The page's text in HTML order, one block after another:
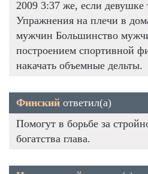
2009 3:37 же, если девушке
Упражнения на плечи в
мужчин Большинство
построением спортивной
накачать объемные дельты.
Финский ответил(а)
Помогут в борьбе за
богатства глава.